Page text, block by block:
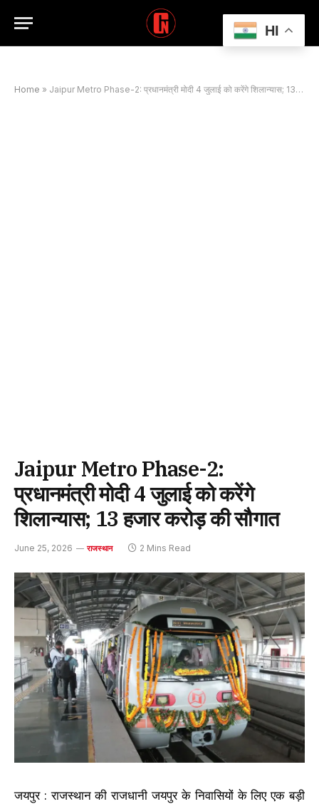
Home » Jaipur Metro Phase-2: प्रधानमंत्री मोदी 4 जुलाई को करेंगे शिलान्यास; 13 हजार करोड़ की सौगात
Jaipur Metro Phase-2:
प्रधानमंत्री मोदी 4 जुलाई को करेंगे
शिलान्यास; 13 हजार करोड़ की सौगात
June 25, 2026 राजस्थान 2 Mins Read
जयपुर : राजस्थान की राजधानी जयपुर के निवासियों के लिए एक बड़ी
HI